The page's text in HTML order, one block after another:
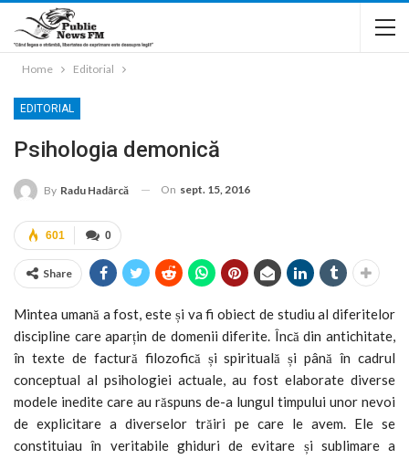
Home Editorial
EDITORIAL
Psihologia demonică
By Radu Hadârcă On sept. 15, 2016
0
601
Share
Mintea umană a fost, este și va fi obiect de studiu al diferitelor
discipline care aparțin de domenii diferite. Încă din antichitate,
în texte de factură filozofică și spirituală și până în cadrul
conceptual al psihologiei actuale, au fost elaborate diverse
modele inedite care au răspuns de-a lungul timpului unor nevoi
de explicitare a diverselor trăiri pe care le avem. Ele se
constituiau în veritabile ghiduri de evitare și sublimare a